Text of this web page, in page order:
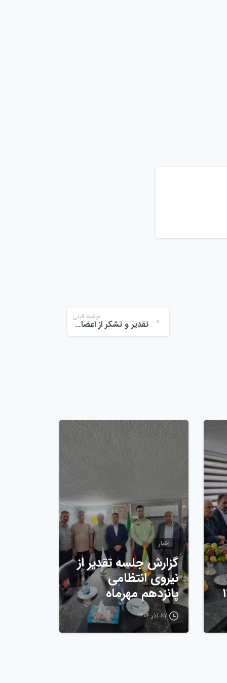
نوشته قبلی
تقدیر و تشکر از اعضای حراست مجتمع میوه و تره بار ولیعصر احمدگوراب
اخبار
گزارش جلسه تقدیر از
نیروی انتظامی
پانزدهم مهرماه
۲۷ آذر ۱۴۰۴